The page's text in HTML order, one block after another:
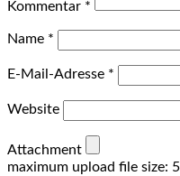
Kommentar *
Name *
E-Mail-Adresse *
Website
Attachment
maximum upload file size: